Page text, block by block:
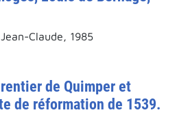
Jean-Claude, 1985
de Quimper et
de réformation de 1539.